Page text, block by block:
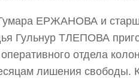
ЕРЖАНОВА и
Гульнур ТЛЕПОВА
оперативного отдела
лишения свободы.